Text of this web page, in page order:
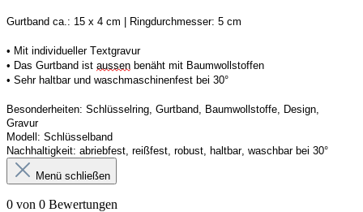
Gurtband ca.: 15 x 4 cm | Ringdurchmesser: 5 cm
• Mit individueller Textgravur
• Das Gurtband ist aussen benäht mit Baumwollstoffen
• Sehr haltbar und waschmaschinenfest bei 30°
Besonderheiten: Schlüsselring, Gurtband, Baumwollstoffe, Design,
Gravur
Modell: Schlüsselband
Nachhaltigkeit: abriebfest, reißfest, robust, haltbar, waschbar bei 30°
Menü schließen
0 von 0 Bewertungen